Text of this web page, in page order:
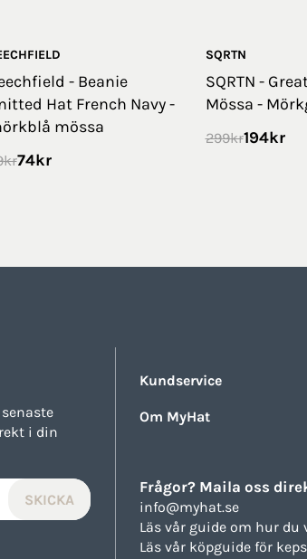
- Beanie
Hat French Navy -
mössa
kr74kr
SQRTN
SQRTN -
Mössa -
299kr194kr
i din
Kundservice
Om MyHat
Frågor? Maila oss
info@myhat.se
Läs vår guide om hur du
Läs vår köpguide för